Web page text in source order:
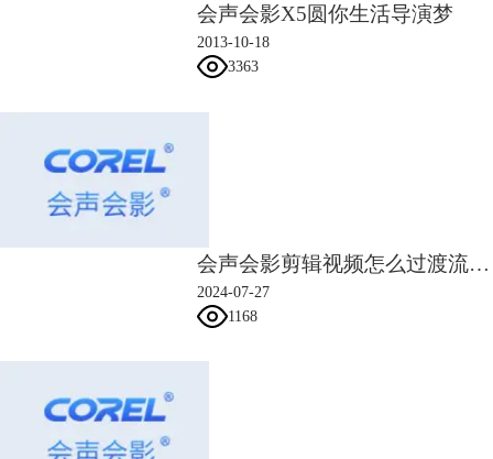
图片3
3.在覆叠轨3上加上图4所示的素材，右击设置自定义动作。第一帧，将位
置X轴数值改为1，Y轴数值改为0，大小X轴数值改为111，Y轴数值改为
如图6所示；在00:14的地方设置第三帧，参数参考第二帧；在00:24的地
方设置第四帧，将大小X轴数值调整为115，如图7所示；复制第四帧参数
到最后一帧，然后点击确定。
会声会影X5圆你生活导演梦
2013-10-18
3363
会声会影剪辑视频怎么过渡流畅 会声会影剪辑视频怎么换片头
2024-07-27
1168